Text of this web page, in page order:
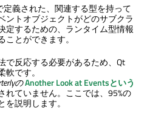
定義された、関連する型を持って
ントオブジェクトがどのサブクラ
定するための、ランタイム型情報
とができます。
で反応する必要があるため、Qt
です。
のAnother Look at Eventsという
れていません。ここでは、95%の
説明します。